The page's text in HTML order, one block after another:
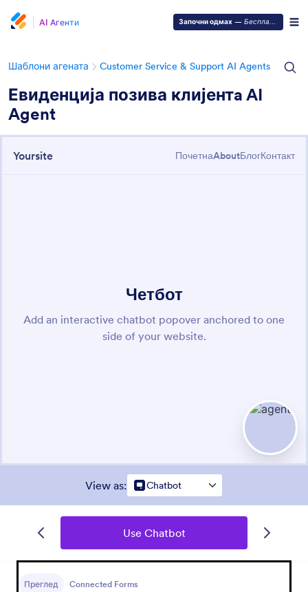
AI Агенти Започни одмах — Бесплатно је!
Шаблони агената Customer Service & Support AI Agents
Евиденција позива клијентa AI
Agent
View as: Chatbot
Use Chatbot
Преглед Connected Forms